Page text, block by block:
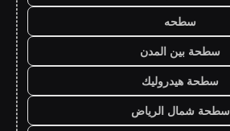
سطحه
سطحة بين المدن
سطحة هيدروليك
سطحة شمال الرياض